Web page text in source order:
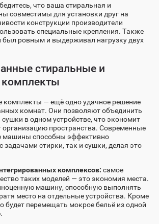
что ваша стиральная и
совместимы для установки друг на
конструкции производители
специальные крепления. Также
был ровным и выдерживал нагрузку двух
стиральные и
комплекты — ещё одно удачное решение
комнат. Они позволяют объединить
в одном устройстве, что экономит
организацию пространства. Современные
машины способны эффективно
задачами стирки, так и сушки, делая это
комплексов: самое
таких моделей — это экономия места.
машину, способную выполнять
место на отдельные устройства. Кроме
будет перемещать мокрое бельё из одной